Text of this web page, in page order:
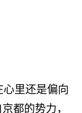
里还是偏向
都的势力，